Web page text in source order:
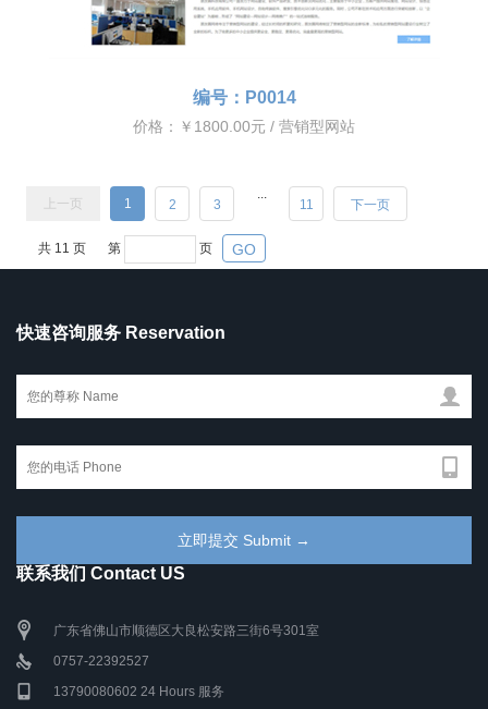
编号：P0014
价格：￥1800.00元 / 营销型网站
上一页 1 2 3
...
11 下一页
共 11 页 第 页 GO
快速咨询服务 Reservation
联系我们 Contact US
广东省佛山市顺德区大良松安路三街6号301室
0757-22392527
13790080602 24 Hours 服务